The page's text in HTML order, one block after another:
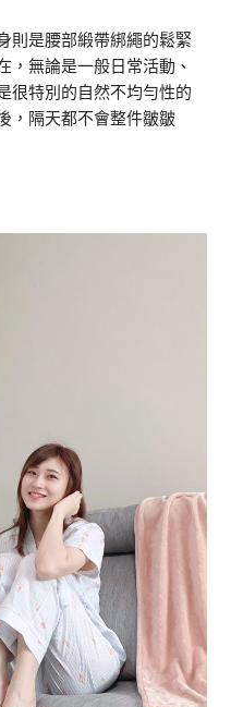
則是腰部緞帶綁繩的鬆緊
，無論是一般日常活動、
很特別的自然不均勻性的
，隔天都不會整件皺皺